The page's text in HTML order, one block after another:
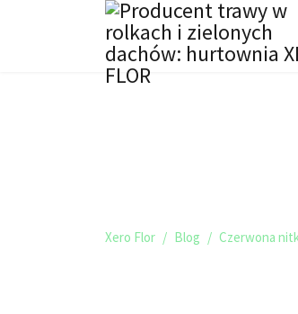
Xero Flor Blog Czerwona